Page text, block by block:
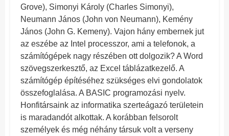
Grove), Simonyi Károly (Charles Simonyi),
Neumann János (John von Neumann), Kemény
János (John G. Kemeny). Vajon hány embernek jut
az eszébe az Intel processzor, ami a telefonok, a
számítógépek nagy részében ott dolgozik? A Word
szövegszerkesztő, az Excel táblázatkezelő. A
számítógép építéséhez szükséges elvi gondolatok
összefoglalása. A BASIC programozási nyelv.
Honfitársaink az informatika szerteágazó területein
is maradandót alkottak. A korábban felsorolt
személyek és még néhány társuk volt a verseny